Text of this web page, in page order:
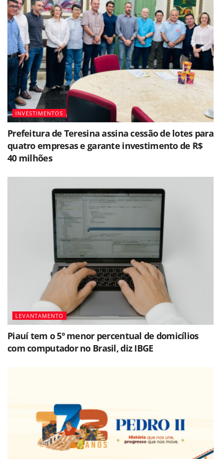
INVESTIMENTOS
Prefeitura de Teresina assina cessão de lotes para
quatro empresas e garante investimento de R$
40 milhões
LEVANTAMENTO
Piauí tem o 5º menor percentual de domicílios
com computador no Brasil, diz IBGE